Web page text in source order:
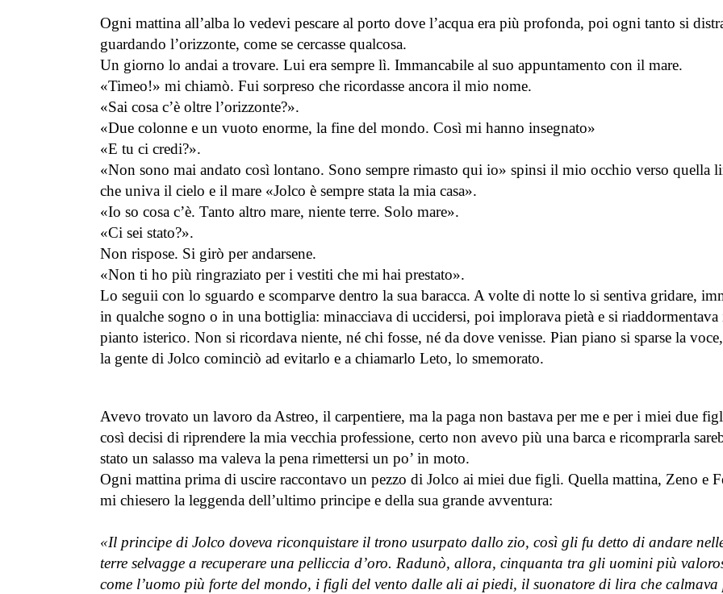
Ogni mattina all’alba lo vedevi pescare al porto dove l’acqua era più profonda, poi ogni tanto si
guardando l’orizzonte, come se cercasse qualcosa.
Un giorno lo andai a trovare. Lui era sempre lì. Immancabile al suo appuntamento con il mare.
«Timeo!» mi chiamò. Fui sorpreso che ricordasse ancora il mio nome.
«Sai cosa c’è oltre l’orizzonte?».
«Due colonne e un vuoto enorme, la fine del mondo. Così mi hanno insegnato»
«E tu ci credi?».
«Non sono mai andato così lontano. Sono sempre rimasto qui io» spinsi il mio occhio verso quella
che univa il cielo e il mare «Jolco è sempre stata la mia casa».
«Io so cosa c’è. Tanto altro mare, niente terre. Solo mare».
«Ci sei stato?».
Non rispose. Si girò per andarsene.
«Non ti ho più ringraziato per i vestiti che mi hai prestato».
Lo seguii con lo sguardo e scomparve dentro la sua baracca. A volte di notte lo si sentiva gridare,
in qualche sogno o in una bottiglia: minacciava di uccidersi, poi implorava pietà e si
pianto isterico. Non si ricordava niente, né chi fosse, né da dove venisse. Pian piano si sparse la
la gente di Jolco cominciò ad evitarlo e a chiamarlo Leto, lo smemorato.
Avevo trovato un lavoro da Astreo, il carpentiere, ma la paga non bastava per me e per i miei due
così decisi di riprendere la mia vecchia professione, certo non avevo più una barca e ricomprarla
stato un salasso ma valeva la pena rimettersi un po’ in moto.
Ogni mattina prima di uscire raccontavo un pezzo di Jolco ai miei due figli. Quella mattina, Zeno e
mi chiesero la leggenda dell’ultimo principe e della sua grande avventura:
«Il principe di Jolco doveva riconquistare il trono usurpato dallo zio, così gli fu detto di andare
terre selvagge a recuperare una pelliccia d’oro. Radunò, allora, cinquanta tra gli uomini più
come l’uomo più forte del mondo, i figli del vento dalle ali ai piedi, il suonatore di lira che calmava